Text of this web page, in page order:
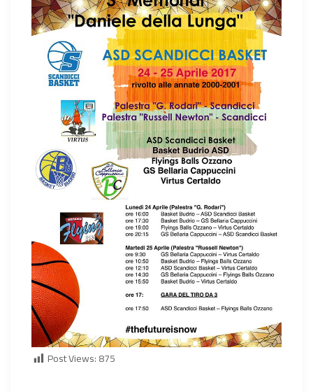
Post Views:875